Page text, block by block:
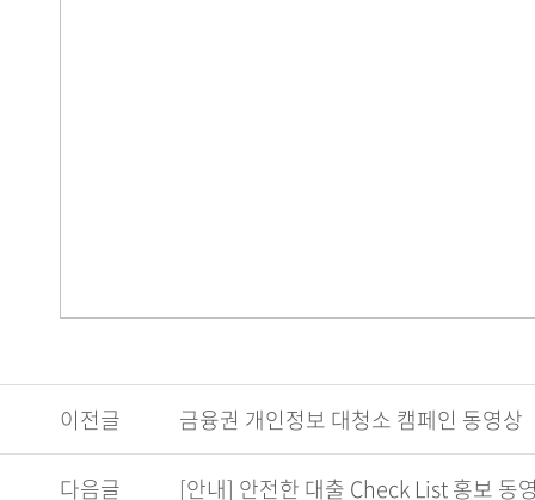
이전글 금융권 개인정보 대청소 캠페인 동영상
다음글 [안내] 안전한 대출 Check List 홍보 동